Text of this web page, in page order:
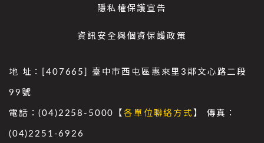
隱私權保護宣告
資訊安全與個資保護政策
地 址：[407665] 臺中市西屯區惠來里3鄰文心路二段
99號
電話：(04)2258-5000【各單位聯絡方式 】 傳真：
(04)2251-6926